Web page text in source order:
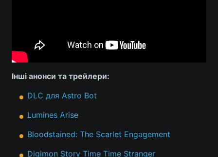
Інші анонси та трейлери:
DLC для Astro Bot
Lumines Arise
Bloodstained: The Scarlet Engagement
Digimon Story Time Time Stranger